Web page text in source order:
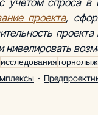
проекта,
нивелировать
исследования